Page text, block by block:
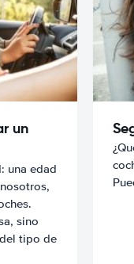
un
una edad
sino
tipo de